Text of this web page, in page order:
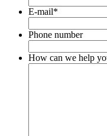
E-mail*
Phone number
How can we help